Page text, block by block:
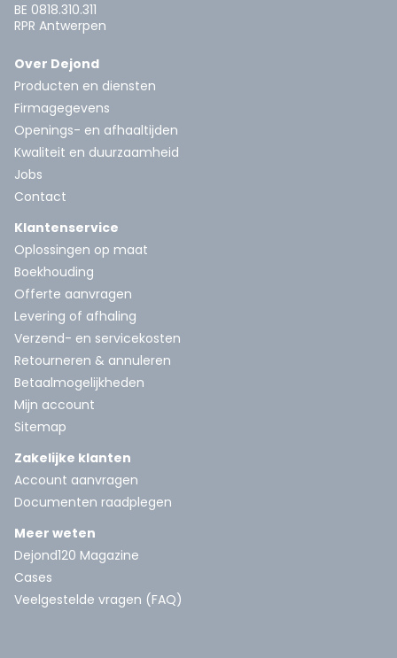
BE 0818.310.311
RPR Antwerpen
Over Dejond
Producten en diensten
Firmagegevens
Openings- en afhaaltijden
Kwaliteit en duurzaamheid
Jobs
Contact
Klantenservice
Oplossingen op maat
Boekhouding
Offerte aanvragen
Levering of afhaling
Verzend- en servicekosten
Retourneren & annuleren
Betaalmogelijkheden
Mijn account
Sitemap
Zakelijke klanten
Account aanvragen
Documenten raadplegen
Meer weten
Dejond120 Magazine
Cases
Veelgestelde vragen (FAQ)